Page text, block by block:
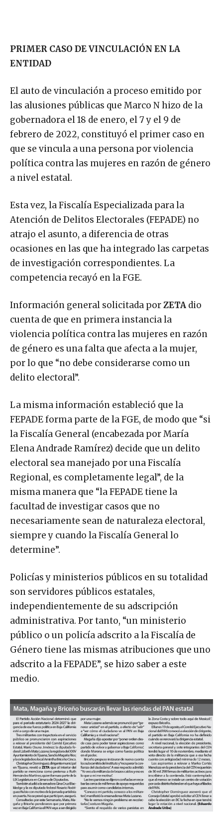
PRIMER CASO DE VINCULACIÓN EN LA
ENTIDAD
El auto de vinculación a proceso emitido por
las alusiones públicas que Marco N hizo de la
gobernadora el 18 de enero, el 7 y el 9 de
febrero de 2022, constituyó el primer caso en
que se vincula a una persona por violencia
política contra las mujeres en razón de género
a nivel estatal.
Esta vez, la Fiscalía Especializada para la
Atención de Delitos Electorales (FEPADE) no
atrajo el asunto, a diferencia de otras
ocasiones en las que ha integrado las carpetas
de investigación correspondientes. La
competencia recayó en la FGE.
Información general solicitada porZETA dio
cuenta de que en primera instancia la
violencia política contra las mujeres en razón
de género es una falta que afecta a la mujer,
por lo que “no debe considerarse como un
delito electoral”.
La misma información estableció que la
FEPADE forma parte de la FGE, de modo que “si
la Fiscalía General (encabezada por María
Elena Andrade Ramírez) decide que un delito
electoral sea manejado por una Fiscalía
Regional, es completamente legal”, de la
misma manera que “la FEPADE tiene la
facultad de investigar casos que no
necesariamente sean de naturaleza electoral,
siempre y cuando la Fiscalía General lo
determine”.
Policías y ministerios públicos en su totalidad
son servidores públicos estatales,
independientemente de su adscripción
administrativa. Por tanto, “un ministerio
público o un policía adscrito a la Fiscalía de
Género tiene las mismas atribuciones que uno
adscrito a la FEPADE”, se hizo saber a este
medio.